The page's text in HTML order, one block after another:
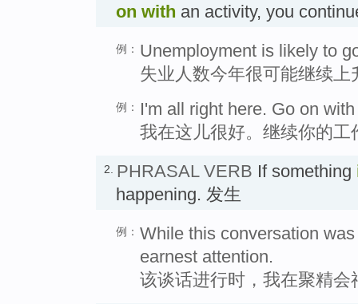
on with an activity, you
例： Unemployment is likely to
失业人数今年很可能继续上
例：
I'm all right here. Go on
我在这儿很好。继续你的工
2. PHRASAL VERB If something
happening. 发生
例： While this conversation
earnest attention.
该谈话进行时，我在聚精会